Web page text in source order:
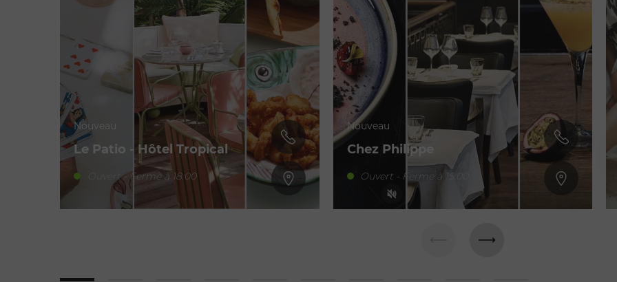
Nouveau
Le Patio - Hôtel Tropical
Ouvert - Ferme à 18:00
Nouveau
Chez Philippe
Ouvert - Ferme à 15:00